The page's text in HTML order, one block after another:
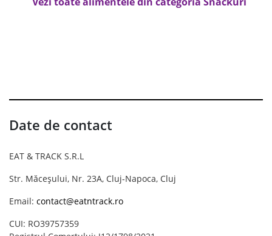
Date de contact
EAT & TRACK S.R.L
Str. Măceșului, Nr. 23A, Cluj-Napoca, Cluj
Email: contact@eatntrack.ro
CUI: RO39757359